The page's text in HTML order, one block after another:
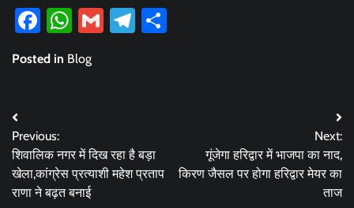
Facebook
WhatsApp
GmailTelegram
Posted in Blog
Post
navigation
Previous:
शिवालिक नगर में दिख रहा है बड़ा
खेला,कांग्रेस प्रत्याशी महेश प्रताप
राणा ने बढ़त बनाई
Next:
गूंजेगा हरिद्वार में भाजपा का नाद,
किरण जैसल पर होगा हरिद्वार मेयर का
ताज